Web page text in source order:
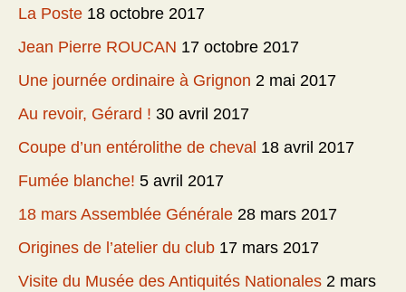
La Poste 18 octobre 2017
Jean Pierre ROUCAN 17 octobre 2017
Une journée ordinaire à Grignon 2 mai 2017
Au revoir, Gérard ! 30 avril 2017
Coupe d’un entérolithe de cheval 18 avril 2017
Fumée blanche! 5 avril 2017
18 mars Assemblée Générale 28 mars 2017
Origines de l’atelier du club 17 mars 2017
Visite du Musée des Antiquités Nationales 2 mars